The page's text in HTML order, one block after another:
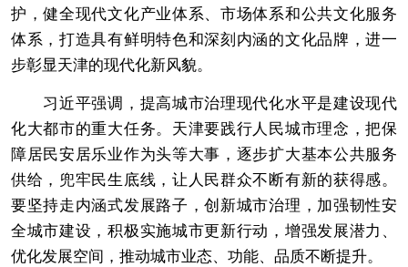
护，健全现代文化产业体系、市场体系和公共文化服务
体系，打造具有鲜明特色和深刻内涵的文化品牌，进一
步彰显天津的现代化新风貌。
习近平强调，提高城市治理现代化水平是建设现代
化大都市的重大任务。天津要践行人民城市理念，把保
障居民安居乐业作为头等大事，逐步扩大基本公共服务
供给，兜牢民生底线，让人民群众不断有新的获得感。
要坚持走内涵式发展路子，创新城市治理，加强韧性安
全城市建设，积极实施城市更新行动，增强发展潜力、
优化发展空间，推动城市业态、功能、品质不断提升。